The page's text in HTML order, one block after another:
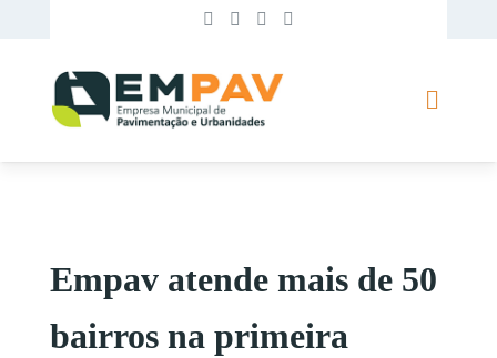
Empav atende mais de 50
bairros na primeira